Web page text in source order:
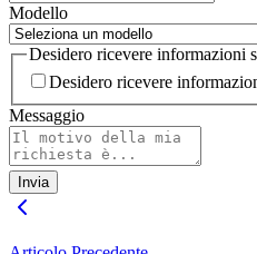
Modello
Desidero ricevere informazioni
Desidero ricevere
Messaggio
Invia